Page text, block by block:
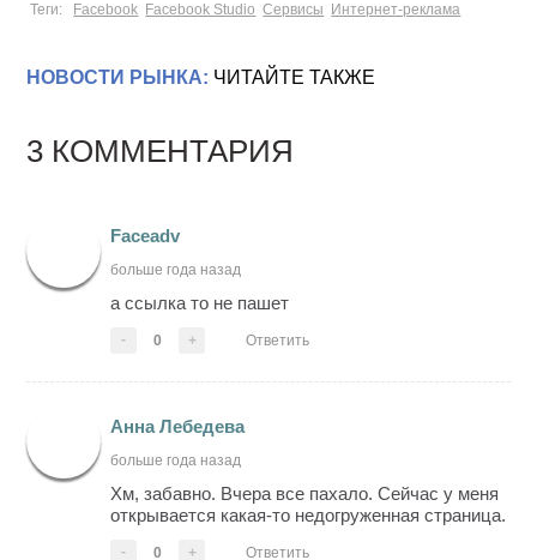
Теги: Facebook Facebook Studio Сервисы Интернет-реклама
НОВОСТИ РЫНКА: ЧИТАЙТЕ ТАКЖЕ
3 КОММЕНТАРИЯ
Faceadv
больше года назад
а ссылка то не пашет
- 0 + Ответить
Анна Лебедева
больше года назад
Хм, забавно. Вчера все пахало. Сейчас у меня
открывается какая-то недогруженная страница.